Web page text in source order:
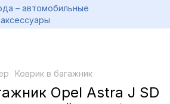
Коврик в багажник
Opel Astra J SD